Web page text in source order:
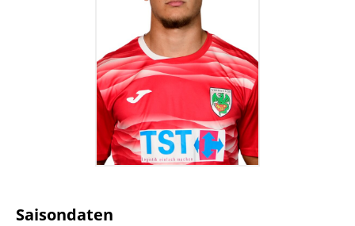
Saisondaten